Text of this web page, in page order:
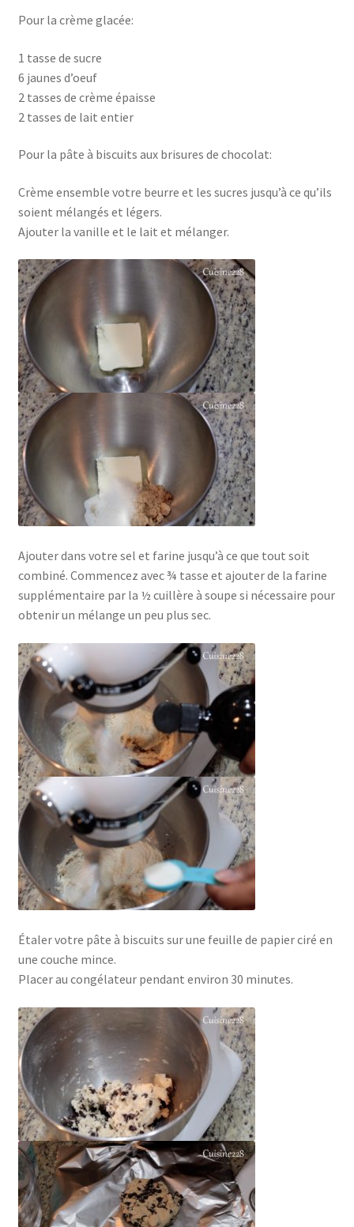
Pour la crème glacée:
1 tasse de sucre
6 jaunes d’oeuf
2 tasses de crème épaisse
2 tasses de lait entier
Pour la pâte à biscuits aux brisures de chocolat:
Crème ensemble votre beurre et les sucres jusqu’à ce qu’ils
soient mélangés et légers.
Ajouter la vanille et le lait et mélanger.
Ajouter dans votre sel et farine jusqu’à ce que tout soit
combiné. Commencez avec ¾ tasse et ajouter de la farine
supplémentaire par la ½ cuillère à soupe si nécessaire pour
obtenir un mélange un peu plus sec.
Étaler votre pâte à biscuits sur une feuille de papier ciré en
une couche mince.
Placer au congélateur pendant environ 30 minutes.